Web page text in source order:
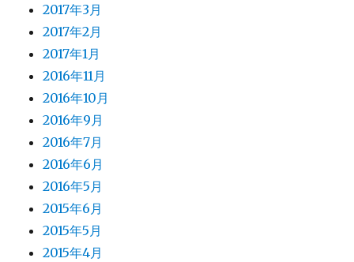
2017年3月
2017年2月
2017年1月
2016年11月
2016年10月
2016年9月
2016年7月
2016年6月
2016年5月
2015年6月
2015年5月
2015年4月